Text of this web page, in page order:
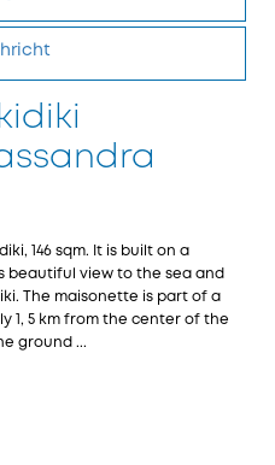
146 sqm. It is built on a
beautiful view to the sea and
The maisonette is part of a
1, 5 km from the center of the
ground ...